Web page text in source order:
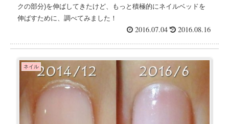
クの部分)を伸ばしてきたけど、もっと積極的にネイルベッドを
伸ばすために、調べてみました！
2016.07.04 2016.08.16
ネイル